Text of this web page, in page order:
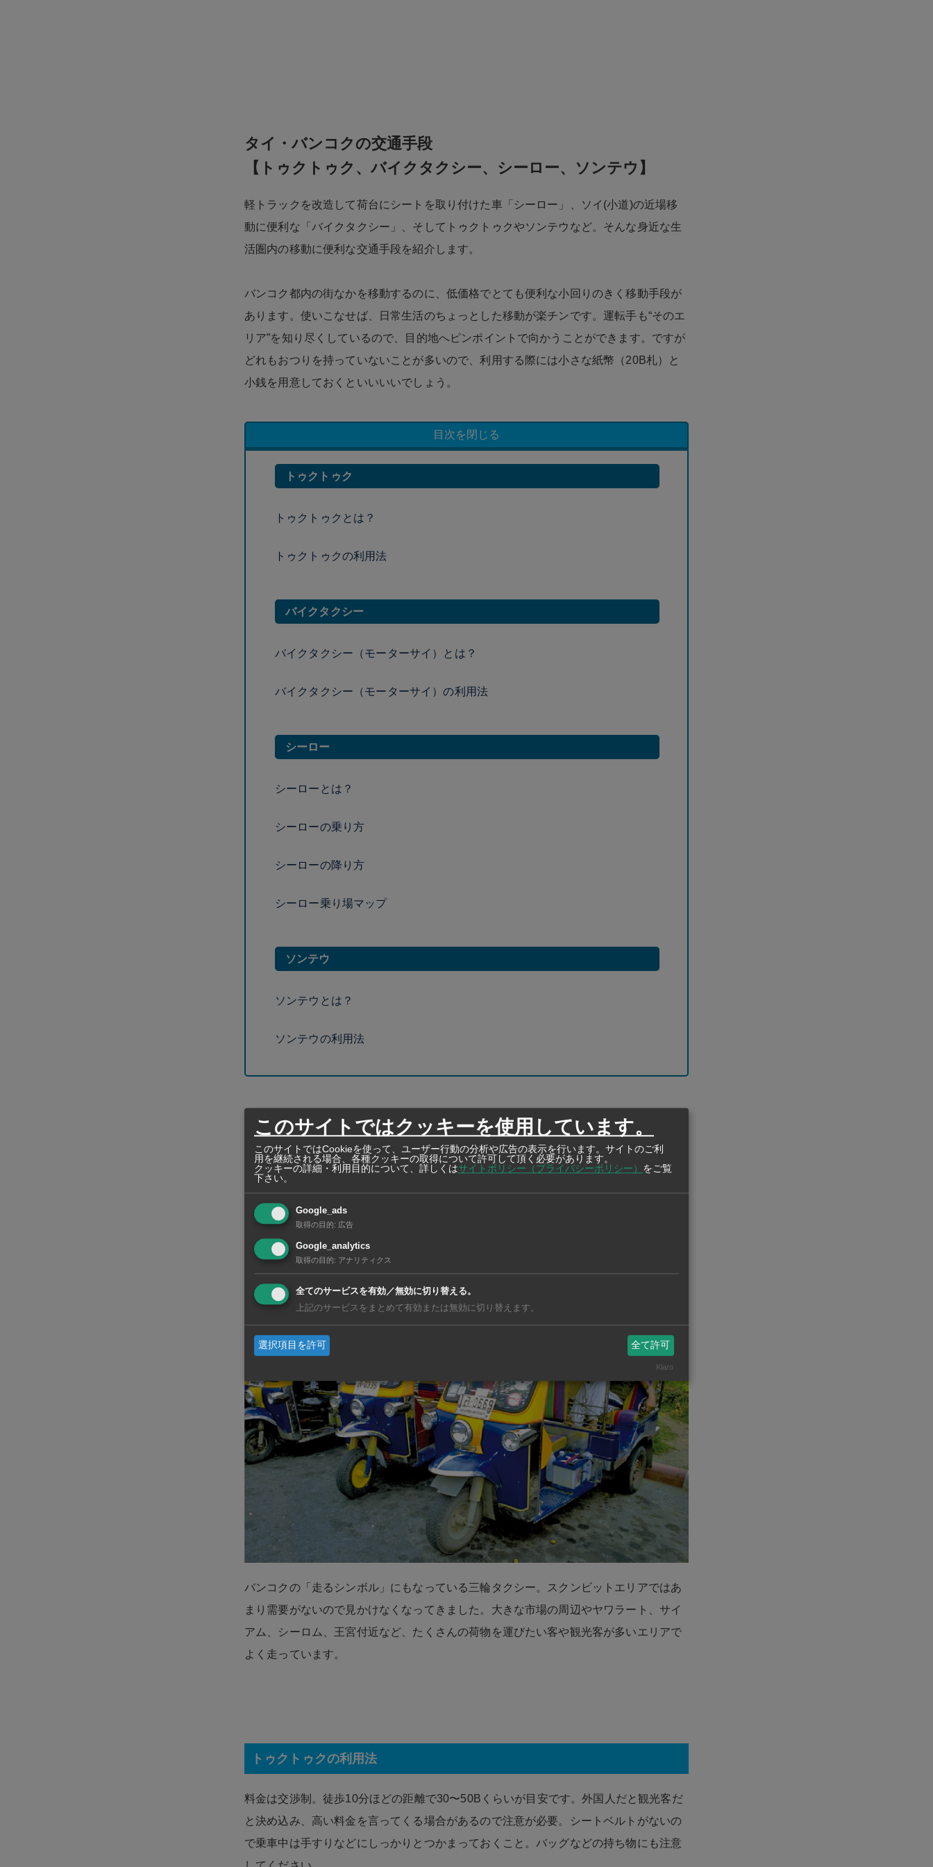
タイ・バンコクの交通手段
【トゥクトゥク、バイクタクシー、シーロー、ソンテウ】
軽トラックを改造して荷台にシートを取り付けた車「シーロー」、ソイ(小道)の近場移
動に便利な「バイクタクシー」、そしてトゥクトゥクやソンテウなど。そんな身近な生
活圏内の移動に便利な交通手段を紹介します。
バンコク都内の街なかを移動するのに、低価格でとても便利な小回りのきく移動手段が
あります。使いこなせば、日常生活のちょっとした移動が楽チンです。運転手も“そのエ
リア”を知り尽くしているので、目的地へピンポイントで向かうことができます。ですが
どれもおつりを持っていないことが多いので、利用する際には小さな紙幣（20B札）と
小銭を用意しておくといいいいでしょう。
目次を閉じる
トゥクトゥク
トゥクトゥクとは？
トゥクトゥクの利用法
バイクタクシー
バイクタクシー（モーターサイ）とは？
バイクタクシー（モーターサイ）の利用法
シーロー
シーローとは？
シーローの乗り方
シーローの降り方
シーロー乗り場マップ
ソンテウ
ソンテウとは？
ソンテウの利用法
トゥクトゥク
トゥクトゥクとは？
バンコクの「走るシンボル」にもなっている三輪タクシー。スクンビットエリアではあ
まり需要がないので見かけなくなってきました。大きな市場の周辺やヤワラート、サイ
アム、シーロム、王宮付近など、たくさんの荷物を運びたい客や観光客が多いエリアで
よく走っています。
トゥクトゥクの利用法
料金は交渉制。徒歩10分ほどの距離で30〜50Bくらいが目安です。外国人だと観光客だ
と決め込み、高い料金を言ってくる場合があるので注意が必要。シートベルトがないの
で乗車中は手すりなどにしっかりとつかまっておくこと。バッグなどの持ち物にも注意
このサイトではクッキーを使用しています。
このサイトではCookieを使って、ユーザー行動の分析や広告の表示を行います。サイトのご利
用を継続される場合、各種クッキーの取得について許可して頂く必要があります。
クッキーの詳細・利用目的について、詳しくはサイトポリシー（プライバシーポリシー） をご覧
下さい。
Google_ads
取得の目的: 広告
Google_analytics
取得の目的: アナリティクス
全てのサービスを有効／無効に切り替える。
上記のサービスをまとめて有効または無効に切り替えます。
選択項目を許可 全て許可
Klaro